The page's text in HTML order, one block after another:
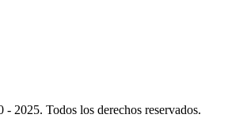
2025. Todos los derechos reservados.